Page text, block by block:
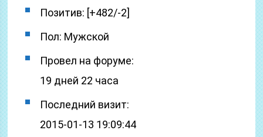
Позитив: [+482/-2]
Пол: Мужской
Провел на форуме:
19 дней 22 часа
Последний визит:
2015-01-13 19:09:44